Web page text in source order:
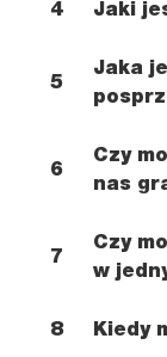
4 Jaki
5
Jaka
6
Czy
nas
7
Czy
w
8 Kiedy